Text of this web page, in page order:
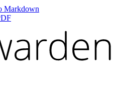
Markdown